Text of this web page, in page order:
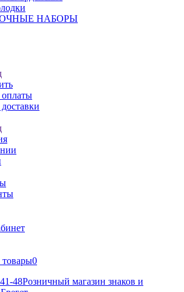
НАБОРЫ
оплаты
0
48Розничный магазин знаков и